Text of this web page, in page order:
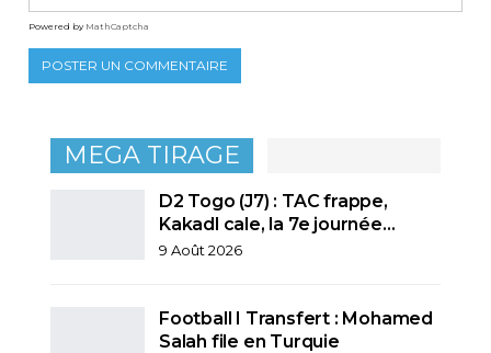
Powered by MathCaptcha
MEGA TIRAGE
D2 Togo (J7) : TAC frappe,
Kakadl cale, la 7e journée…
9 Août 2026
Football I Transfert : Mohamed
Salah file en Turquie